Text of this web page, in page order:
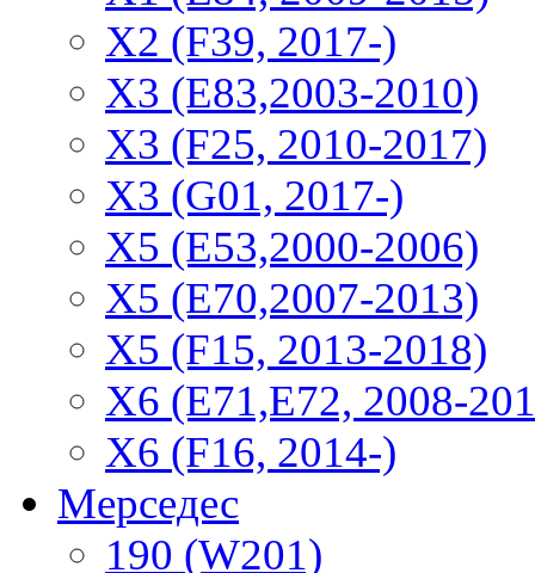
Х2 (F39, 2017-)
X3 (E83,2003-2010)
X3 (F25, 2010-2017)
X3 (G01, 2017-)
X5 (E53,2000-2006)
X5 (E70,2007-2013)
X5 (F15, 2013-2018)
X6 (E71,E72, 2008-
X6 (F16, 2014-)
Мерседес
190 (W201)